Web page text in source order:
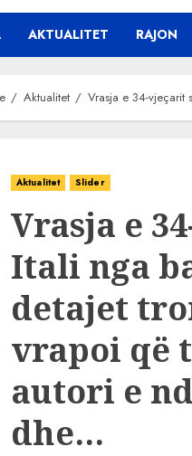
AKTUALITET RAJON
Aktualitet Vrasja e 34-
Aktualitet Slider
Vrasja e
Itali nga
detajet
vrapoi që
autori e
dhe…